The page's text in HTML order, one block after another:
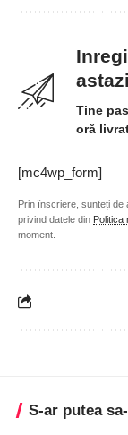
astazi
Tine
oră
[mc4wp_form]
Prin înscriere, sunteți de
privind datele din Politica
moment.
S-ar putea